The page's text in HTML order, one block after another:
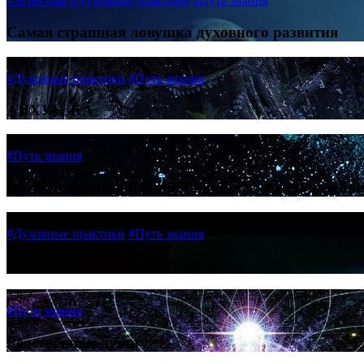
Самая страшная ловушка духовного развития
3690
#Духовные практики #Путь знания
АЯХУАСКА
#Путь знания
Вечный вопрос: Теория Дарвина… Эволюция
#Духовные практики #Путь знания
4262
#Путь знания
Родственные души